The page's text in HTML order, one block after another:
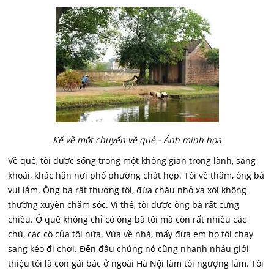
Kể về một chuyến về quê - Ảnh minh họa
Về quê, tôi được sống trong một không gian trong lành, sảng
khoái, khác hẳn nơi phố phường chật hẹp. Tôi về thăm, ông bà
vui lắm. Ông bà rất thương tôi, đứa cháu nhỏ xa xôi không
thường xuyên chăm sóc. Vì thế, tôi được ông bà rất cưng
chiều. Ở quê không chỉ có ông bà tôi mà còn rất nhiều các
chú, các cô của tôi nữa. Vừa về nhà, mấy đứa em họ tôi chạy
sang kéo đi chơi. Đến đâu chúng nó cũng nhanh nhảu giới
thiệu tôi là con gái bác ở ngoài Hà Nội làm tôi ngượng lắm. Tôi